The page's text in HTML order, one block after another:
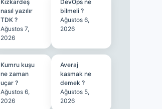
Kızkardeş
nasıl yazılır
TDK ?
Ağustos 7,
2026
DevOps ne
bilmeli ?
Ağustos 6,
2026
Kumru kuşu
ne zaman
uçar ?
Ağustos 6,
2026
Averaj
kasmak ne
demek ?
Ağustos 5,
2026